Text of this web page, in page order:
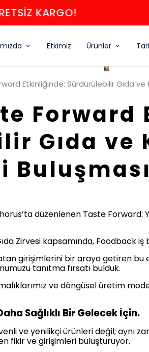
Nişasta & Lif
Etkimiz Ürünler
Gıda ve
düzenlenen Taste
Zirvesi kapsamında, Foodback
girişimlerini bir araya getiren
tanıtma fırsatı bulduk.
ve döngüsel üretim
Sağlıklı Bir Gelecek İçin.
ve yenilikçi ürünleri değil; aynı
fikir ve girişimleri buluşturuyor.